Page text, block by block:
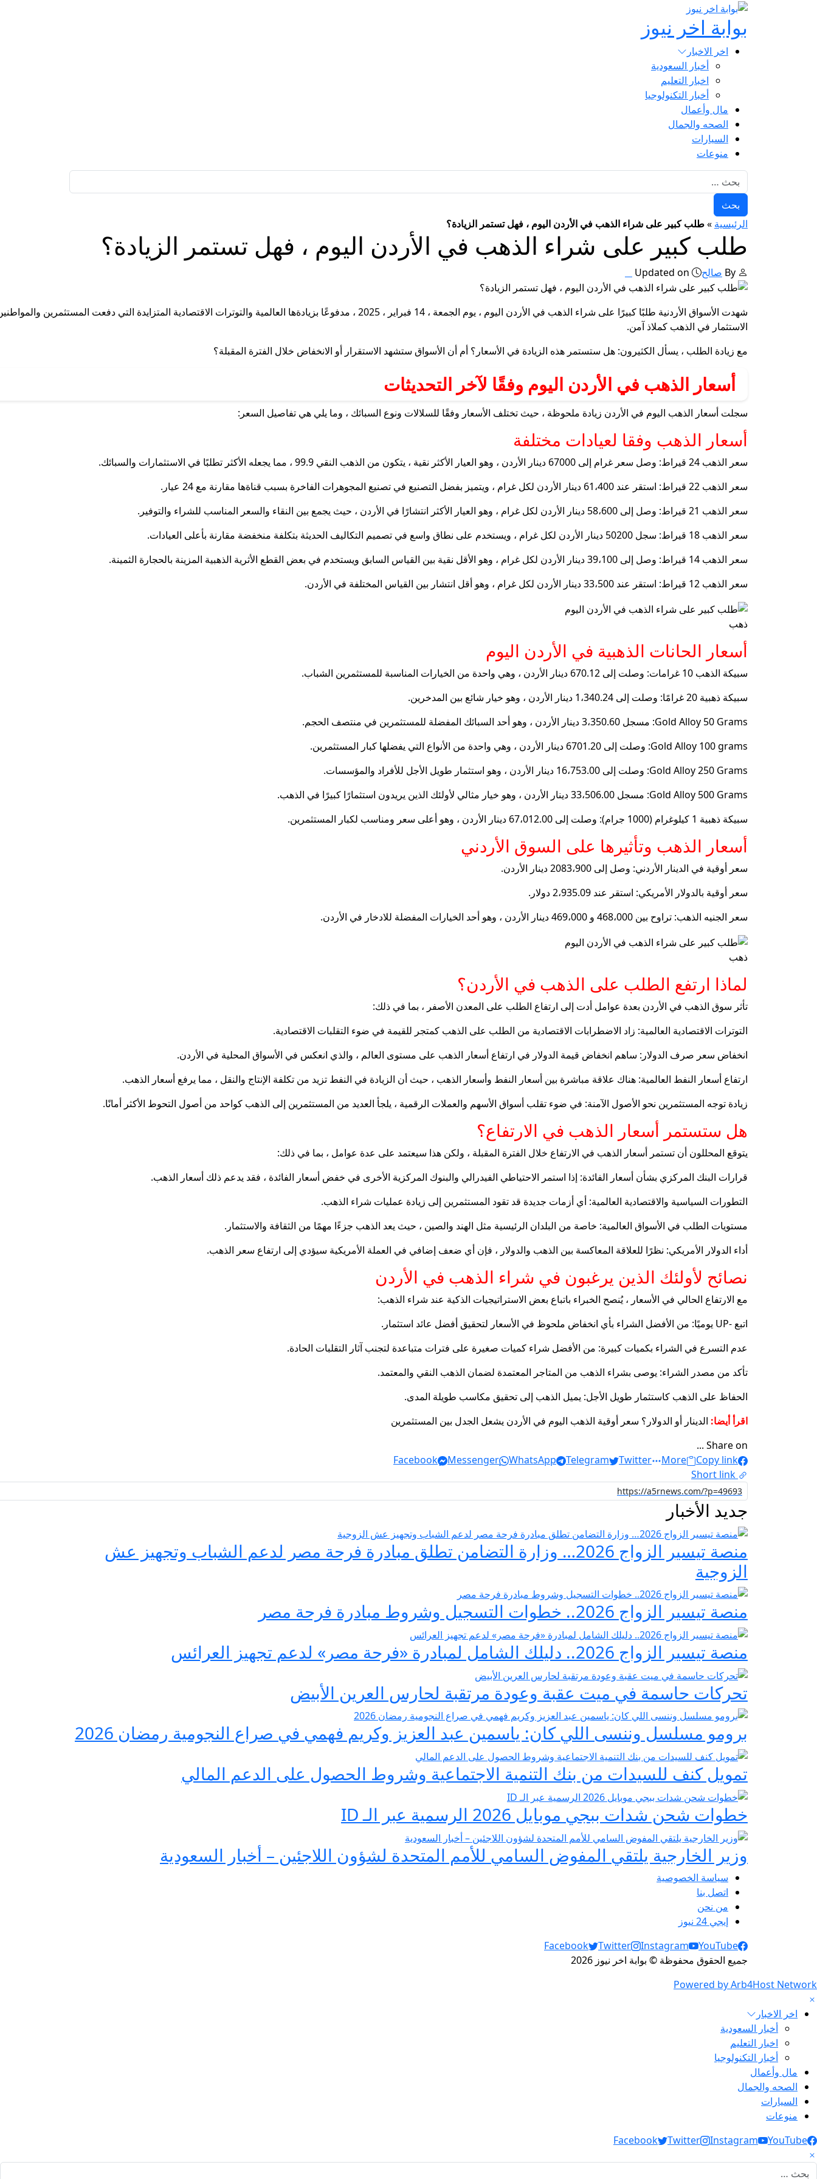
بوابة اخر نيوز
اخر الاخبار
أخبار السعودية
اخبار التعليم
أخبار التكنولوجيا
مال وأعمال
الصحه والجمال
السيارات
منوعات
الرئيسية »طلب كبير على شراء الذهب في الأردن اليوم ، فهل تستمر الزيادة؟
طلب كبير على شراء الذهب في الأردن اليوم ، فهل تستمر الزيادة؟
By صالح Updated on
شهدت الأسواق الأردنية طلبًا كبيرًا على شراء الذهب في الأردن اليوم ، يوم الجمعة ، 14 فبراير ، 2025 ، مدفوعًا بزيادةها العالمية والتوترات الاقتصادية المتزايدة التي دفعت المستثمرين
الاستثمار في الذهب كملاذ آمن.
مع زيادة الطلب ، يسأل الكثيرون: هل ستستمر هذه الزيادة في الأسعار؟ أم أن الأسواق ستشهد الاستقرار أو الانخفاض خلال الفترة المقبلة؟
أسعار الذهب في الأردن اليوم وفقًا لآخر التحديثات
سجلت أسعار الذهب اليوم في الأردن زيادة ملحوظة ، حيث تختلف الأسعار وفقًا للسلالات ونوع السبائك ، وما يلي هي تفاصيل السعر:
أسعار الذهب وفقا لعيادات مختلفة
سعر الذهب 24 قيراط: وصل سعر غرام إلى 67000 دينار الأردن ، وهو العيار الأكثر نقية ، يتكون من الذهب النقي 99.9 ، مما يجعله الأكثر تطلبًا في الاستثمارات والسبائك.
سعر الذهب 22 قيراط: استقر عند 61،400 دينار الأردن لكل غرام ، ويتميز بفضل التصنيع في تصنيع المجوهرات الفاخرة بسبب قناةها مقارنة مع 24 عيار.
سعر الذهب 21 قيراط: وصل إلى 58،600 دينار الأردن لكل غرام ، وهو العيار الأكثر انتشارًا في الأردن ، حيث يجمع بين النقاء والسعر المناسب للشراء والتوفير.
سعر الذهب 18 قيراط: سجل 50200 دينار الأردن لكل غرام ، ويستخدم على نطاق واسع في تصميم التكاليف الحديثة بتكلفة منخفضة مقارنة بأعلى العيادات.
سعر الذهب 14 قيراط: وصل إلى 39،100 دينار الأردن لكل غرام ، وهو الأقل نقية بين القياس السابق ويستخدم في بعض القطع الأثرية الذهبية المزينة بالحجارة الثمينة.
سعر الذهب 12 قيراط: استقر عند 33،500 دينار الأردن لكل غرام ، وهو أقل انتشار بين القياس المختلفة في الأردن.
ذهب
أسعار الحانات الذهبية في الأردن اليوم
سبيكة الذهب 10 غرامات: وصلت إلى 670.12 دينار الأردن ، وهي واحدة من الخيارات المناسبة للمستثمرين الشباب.
سبيكة ذهبية 20 غرامًا: وصلت إلى 1،340.24 دينار الأردن ، وهو خيار شائع بين المدخرين.
Gold Alloy 50 Grams: مسجل 3،350.60 دينار الأردن ، وهو أحد السبائك المفضلة للمستثمرين في منتصف الحجم.
Gold Alloy 100 grams: وصلت إلى 6701.20 دينار الأردن ، وهي واحدة من الأنواع التي يفضلها كبار المستثمرين.
Gold Alloy 250 Grams: وصلت إلى 16،753.00 دينار الأردن ، وهو استثمار طويل الأجل للأفراد والمؤسسات.
Gold Alloy 500 Grams: مسجل 33،506.00 دينار الأردن ، وهو خيار مثالي لأولئك الذين يريدون استثمارًا كبيرًا في الذهب.
سبيكة ذهبية 1 كيلوغرام (1000 جرام): وصلت إلى 67،012.00 دينار الأردن ، وهو أعلى سعر ومناسب لكبار المستثمرين.
أسعار الذهب وتأثيرها على السوق الأردني
سعر أوقية في الدينار الأردني: وصل إلى 2083،900 دينار الأردن.
سعر أوقية بالدولار الأمريكي: استقر عند 2،935.09 دولار.
سعر الجنيه الذهب: تراوح بين 468،000 و 469،000 دينار الأردن ، وهو أحد الخيارات المفضلة للادخار في الأردن.
ذهب
لماذا ارتفع الطلب على الذهب في الأردن؟
تأثر سوق الذهب في الأردن بعدة عوامل أدت إلى ارتفاع الطلب على المعدن الأصفر ، بما في ذلك:
التوترات الاقتصادية العالمية: زاد الاضطرابات الاقتصادية من الطلب على الذهب كمتجر للقيمة في ضوء التقلبات الاقتصادية.
انخفاض سعر صرف الدولار: ساهم انخفاض قيمة الدولار في ارتفاع أسعار الذهب على مستوى العالم ، والذي انعكس في الأسواق المحلية في الأردن.
ارتفاع أسعار النفط العالمية: هناك علاقة مباشرة بين أسعار النفط وأسعار الذهب ، حيث أن الزيادة في النفط تزيد من تكلفة الإنتاج والنقل ، مما يرفع أسعار الذهب.
زيادة توجه المستثمرين نحو الأصول الآمنة: في ضوء تقلب أسواق الأسهم والعملات الرقمية ، يلجأ العديد من المستثمرين إلى الذهب كواحد من أصول التحوط الأكثر أمانًا.
هل ستستمر أسعار الذهب في الارتفاع؟
يتوقع المحللون أن تستمر أسعار الذهب في الارتفاع خلال الفترة المقبلة ، ولكن هذا سيعتمد على عدة عوامل ، بما في ذلك:
قرارات البنك المركزي بشأن أسعار الفائدة: إذا استمر الاحتياطي الفيدرالي والبنوك المركزية الأخرى في خفض أسعار الفائدة ، فقد يدعم ذلك أسعار الذهب.
التطورات السياسية والاقتصادية العالمية: أي أزمات جديدة قد تقود المستثمرين إلى زيادة عمليات شراء الذهب.
مستويات الطلب في الأسواق العالمية: خاصة من البلدان الرئيسية مثل الهند والصين ، حيث يعد الذهب جزءًا مهمًا من الثقافة والاستثمار.
أداء الدولار الأمريكي: نظرًا للعلاقة المعاكسة بين الذهب والدولار ، فإن أي ضعف إضافي في العملة الأمريكية سيؤدي إلى ارتفاع سعر الذهب.
نصائح لأولئك الذين يرغبون في شراء الذهب في الأردن
مع الارتفاع الحالي في الأسعار ، يُنصح الخبراء باتباع بعض الاستراتيجيات الذكية عند شراء الذهب:
اتبع -UP يوميًا: من الأفضل الشراء بأي انخفاض ملحوظ في الأسعار لتحقيق أفضل عائد استثمار.
عدم التسرع في الشراء بكميات كبيرة: من الأفضل شراء كميات صغيرة على فترات متباعدة لتجنب آثار التقلبات الحادة.
تأكد من مصدر الشراء: يوصى بشراء الذهب من المتاجر المعتمدة لضمان الذهب النقي والمعتمد.
الحفاظ على الذهب كاستثمار طويل الأجل: يميل الذهب إلى تحقيق مكاسب طويلة المدى.
اقرأ أيضا: الدينار أو الدولار؟ سعر أوقية الذهب اليوم في الأردن يشعل الجدل بين المستثمرين
Share on ...
Facebook
Messenger WhatsApp Telegram Twitter More
Copy link
Short link
جديد الأخبار
منصة تيسير الزواج 2026… وزارة التضامن تطلق مبادرة فرحة مصر لدعم الشباب وتجهيز عش
الزوجية
منصة تيسير الزواج 2026.. خطوات التسجيل وشروط مبادرة فرحة مصر
منصة تيسير الزواج 2026.. دليلك الشامل لمبادرة «فرحة مصر» لدعم تجهيز العرائس
تحركات حاسمة في ميت عقبة وعودة مرتقبة لحارس العرين الأبيض
برومو مسلسل وننسى اللي كان: ياسمين عبد العزيز وكريم فهمي في صراع النجومية رمضان 2026
تمويل كنف للسيدات من بنك التنمية الاجتماعية وشروط الحصول على الدعم المالي
خطوات شحن شدات ببجي موبايل 2026 الرسمية عبر الـ ID
وزير الخارجية يلتقي المفوض السامي للأمم المتحدة لشؤون اللاجئين – أخبار السعودية
سياسة الخصوصية
اتصل بنا
من نحن
إيجي 24 نيوز
Social Links
Facebook Twitter Instagram
YouTube
جميع الحقوق محفوظة © بوابة اخر نيوز 2026
Powered by Arb4Host Network
اخر الاخبار
أخبار السعودية
اخبار التعليم
أخبار التكنولوجيا
مال وأعمال
الصحه والجمال
السيارات
منوعات
Social Links
Facebook Twitter Instagram YouTube
البحث عن: